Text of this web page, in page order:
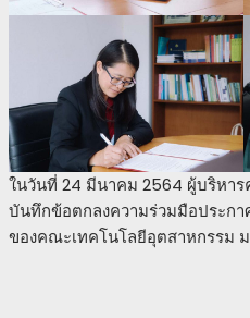
ในวันที่ 24 มีนาคม 2564 ผู้บริหา
บันทึกข้อตกลงความร่วมมือประกา
ของคณะเทคโนโลยีอุตสาหกรรม